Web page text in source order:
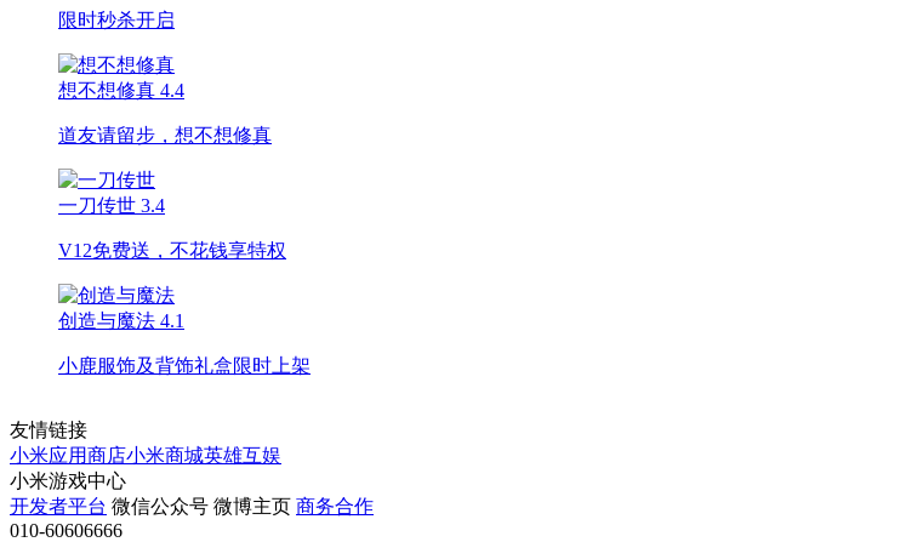
限时秒杀开启
想不想修真 4.4
道友请留步，想不想修真
一刀传世 3.4
V12免费送，不花钱享特权
创造与魔法 4.1
小鹿服饰及背饰礼盒限时上架
友情链接
小米应用商店小米商城英雄互娱
小米游戏中心
开发者平台 微信公众号 微博主页 商务合作
010-60606666